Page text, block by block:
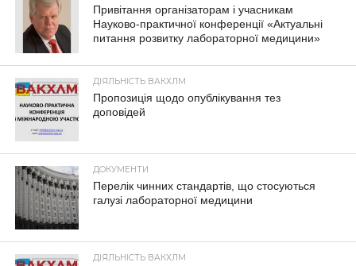
Привітання організаторам і учасникам
Науково-практичної конференції «Актуальні
питання розвитку лабораторної медицини»
ДІЯЛЬНІСТЬ ВАКХЛМ
Пропозиція щодо опублікування тез
доповідей
ДОКУМЕНТИ
Перелік чинних стандартів, що стосуються
галузі лабораторної медицини
ДІЯЛЬНІСТЬ ВАКХЛМ